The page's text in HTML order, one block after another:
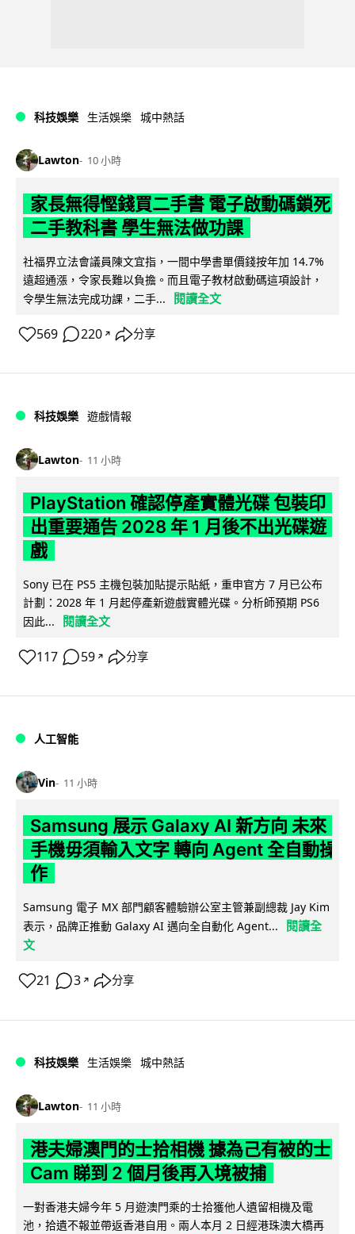
科技娛樂 生活娛樂 城中熱話
Lawton 10 小時
家長無得慳錢買二手書 電子啟動碼鎖死
二手教科書 學生無法做功課
社福界立法會議員陳文宜指，一間中學書單價錢按年加 14.7%
遠超通漲，令家長難以負擔。而且電子教材啟動碼這項設計，
令學生無法完成功課，二手...
閱讀全文
569 220 ↗ 分享
科技娛樂 遊戲情報
Lawton 11 小時
PlayStation 確認停產實體光碟 包裝印
出重要通告 2028 年 1 月後不出光碟遊
戲
Sony 已在 PS5 主機包裝加貼提示貼紙，重申官方 7 月已公布
計劃：2028 年 1 月起停產新遊戲實體光碟。分析師預期 PS6
因此...
閱讀全文
117 59 ↗ 分享
人工智能
Vin 11 小時
Samsung 展示 Galaxy AI 新方向 未來
手機毋須輸入文字 轉向 Agent 全自動操
作
Samsung 電子 MX 部門顧客體驗辦公室主管兼副總裁 Jay Kim
表示，品牌正推動 Galaxy AI 邁向全自動化 Agent...
閱讀全
文
21 3 ↗ 分享
科技娛樂 生活娛樂 城中熱話
Lawton 11 小時
港夫婦澳門的士拾相機 據為己有被的士
Cam 睇到 2 個月後再入境被捕
一對香港夫婦今年 5 月遊澳門乘的士拾獲他人遺留相機及電
池，拾遺不報並帶返香港自用。兩人本月 2 日經港珠澳大橋再